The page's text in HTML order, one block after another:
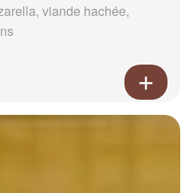
viande hachée,